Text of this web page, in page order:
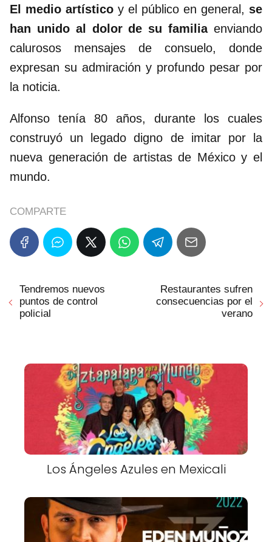
El medio artístico y el público en general, se
han unido al dolor de su familiaenviando
calurosos mensajes de consuelo, donde
expresan su admiración y profundo pesar por
la noticia.
Alfonso tenía 80 años, durante los cuales
construyó un legado digno de imitar por la
nueva generación de artistas de México y el
mundo.
COMPARTE
Tendremos nuevos
puntos de control
policial
Restaurantes sufren
consecuencias por el
verano
Los Ángeles Azules en Mexicali